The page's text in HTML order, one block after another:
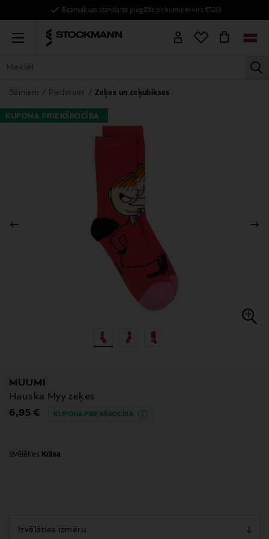
Bezmaksas standarta piegāde pirkumiem virs €120!
Menu
VISAS PRECES SIEVIETĒM VĪRIEŠIEM
Bērniem Piederumi Zeķes un zeķubikses
KUPONA PRIEKŠROCĪBA
MUUMI
Hauska Myy zeķes
Original Price
6,95 € KUPONA PRIEKŠROCĪBA
Izvēlēties Krāsa